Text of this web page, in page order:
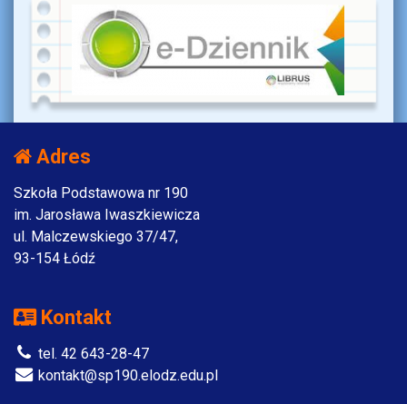
Adres
Szkoła Podstawowa nr 190
im. Jarosława Iwaszkiewicza
ul. Malczewskiego 37/47,
93-154 Łódź
Kontakt
tel. 42 643-28-47
kontakt@sp190.elodz.edu.pl